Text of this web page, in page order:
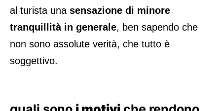
al turista una sensazione di minore
tranquillità in generale, ben sapendo che
non sono assolute verità, che tutto è
soggettivo.